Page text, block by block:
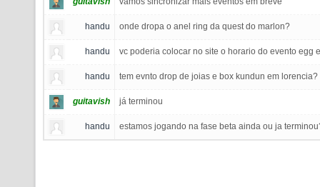
handu onde dropa o anel ring da quest do marlon?
handu vc poderia colocar no site o horario do evento egg
handu tem evnto drop de joias e box kundun em
guitavish já terminou
handu estamos jogando na fase beta ainda ou ja